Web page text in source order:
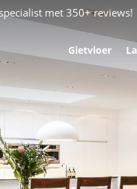
met 350+ reviews!
Gietvloer